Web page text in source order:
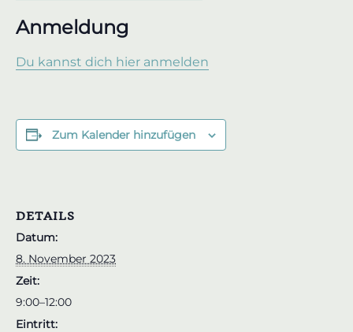
Anmeldung
Du kannst dich hier anmelden
Zum Kalender hinzufügen
DETAILS
Datum:
8. November 2023
Zeit:
9:00–12:00
Eintritt: